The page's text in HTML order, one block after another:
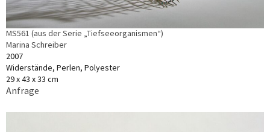
MS561 (aus der Serie „Tiefseeorganismen“)
Marina Schreiber
2007
Widerstände, Perlen, Polyester
29 x 43 x 33 cm
Anfrage